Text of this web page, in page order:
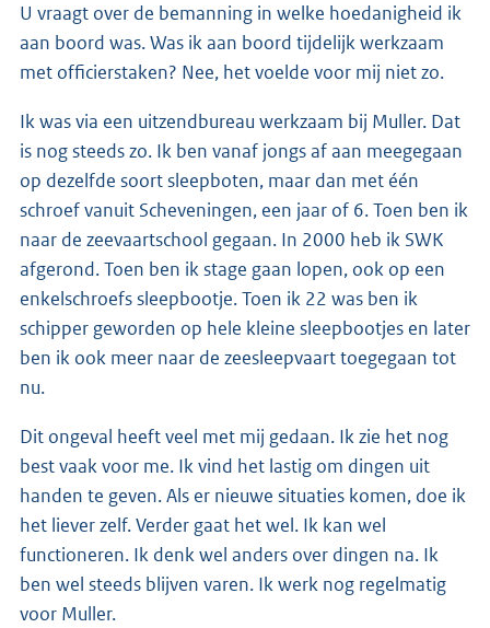
U vraagt over de bemanning in welke hoedanigheid ik
aan boord was. Was ik aan boord tijdelijk werkzaam
met officierstaken? Nee, het voelde voor mij niet zo.
Ik was via een uitzendbureau werkzaam bij Muller. Dat
is nog steeds zo. Ik ben vanaf jongs af aan meegegaan
op dezelfde soort sleepboten, maar dan met één
schroef vanuit Scheveningen, een jaar of 6. Toen ben ik
naar de zeevaartschool gegaan. In 2000 heb ik SWK
afgerond. Toen ben ik stage gaan lopen, ook op een
enkelschroefs sleepbootje. Toen ik 22 was ben ik
schipper geworden op hele kleine sleepbootjes en later
ben ik ook meer naar de zeesleepvaart toegegaan tot
nu.
Dit ongeval heeft veel met mij gedaan. Ik zie het nog
best vaak voor me. Ik vind het lastig om dingen uit
handen te geven. Als er nieuwe situaties komen, doe ik
het liever zelf. Verder gaat het wel. Ik kan wel
functioneren. Ik denk wel anders over dingen na. Ik
ben wel steeds blijven varen. Ik werk nog regelmatig
voor Muller.